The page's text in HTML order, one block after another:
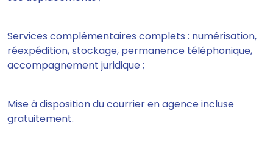
Services complémentaires complets : numérisation,
réexpédition, stockage, permanence téléphonique,
accompagnement juridique ;
Mise à disposition du courrier en agence incluse
gratuitement.